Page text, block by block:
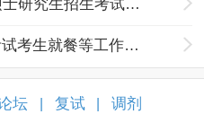
2018年对外经济贸易大学硕士研究生招生考试考场安排及考生须知
对外经贸大学13年研究生考试考生就餐等工作安排通知
坛 复试 调剂